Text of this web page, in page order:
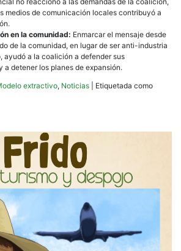
medios de comunicación locales contribuyó a
en la comunidad: Enmarcar el mensaje desde
de la comunidad, en lugar de ser anti-industria
ayudó a la coalición a defender sus
a detener los planes de expansión.
extractivo, Noticias
Etiquetada como